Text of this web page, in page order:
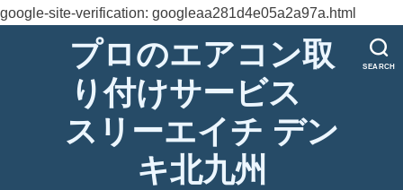
google-site-verification: googleaa281d4e05a2a97a.html
SEARCH
プロのエアコン取
り付けサービス
スリーエイチ デン
キ北九州